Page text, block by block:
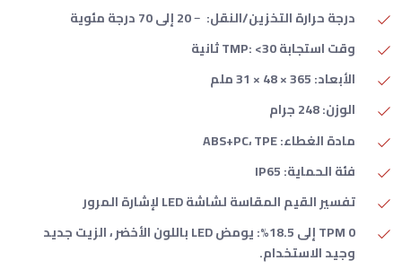
درجة حرارة التخزين/النقل: ﹣20 إلى 70 درجة مئوية
وقت استجابة TMP: <30 ثانية
الأبعاد: 365 × 48 × 31 ملم
الوزن: 248 جرام
مادة الغطاء: ABS+PC، TPE
فئة الحماية: IP65
تفسير القيم المقاسة لشاشة LED لإشارة المرور
TPM 0 إلى 18.5%: يومض LED باللون الأخضر ، الزيت جديد
وجيد الاستخدام.